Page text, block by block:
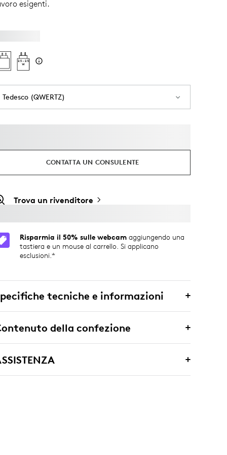
esigenti.
Tedesco (QWERTZ)
CONTATTA UN CONSULENTE
Trova un rivenditore
Risparmia il 50% sulle webcam aggiungendo una
tastiera e un mouse al carrello. Si applicano
esclusioni.*
tecniche e informazioni
della confezione